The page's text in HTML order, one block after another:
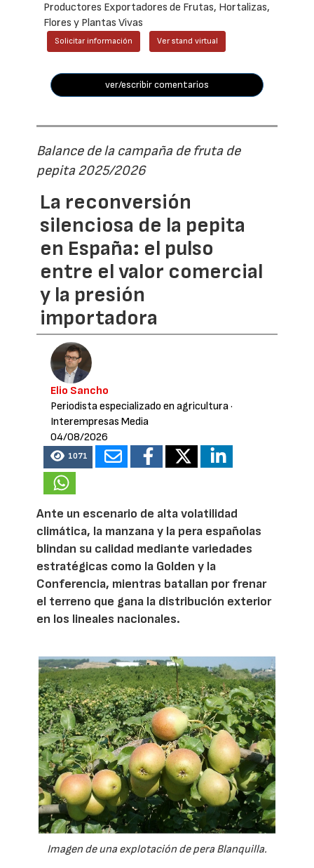
Productores Exportadores de Frutas, Hortalizas,
Flores y Plantas Vivas
Solicitar información Ver stand virtual
ver/escribir comentarios
Balance de la campaña de fruta de
pepita 2025/2026
La reconversión
silenciosa de la pepita
en España: el pulso
entre el valor comercial
y la presión
importadora
Elio Sancho
Periodista especializado en agricultura·
Interempresas Media
04/08/2026
1071
Ante un escenario de alta volatilidad
climática, la manzana y la pera españolas
blindan su calidad mediante variedades
estratégicas como la Golden y la
Conferencia, mientras batallan por frenar
el terreno que gana la distribución exterior
en los lineales nacionales.
Imagen de una explotación de pera Blanquilla.